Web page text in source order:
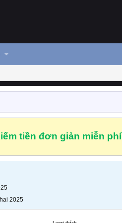
tiền đơn giản miễn phí
2025